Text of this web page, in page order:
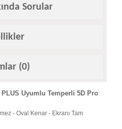
Sorular
(0)
Uyumlu Temperli 5D Pro
- Oval Kenar - Ekranı Tam